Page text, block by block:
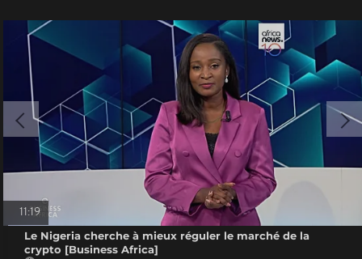
11:19
Le Nigeria cherche à mieux réguler le marché de la
crypto [Business Africa]